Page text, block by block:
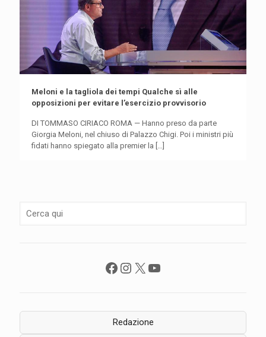
Meloni e la tagliola dei tempi Qualche sì alle
opposizioni per evitare l’esercizio provvisorio
DI TOMMASO CIRIACO ROMA — Hanno preso da parte
Giorgia Meloni, nel chiuso di Palazzo Chigi. Poi i ministri più
fidati hanno spiegato alla premier la […]
Facebook
Instagram
X YouTube
Redazione